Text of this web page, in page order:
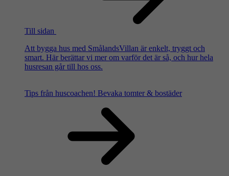
Till sidan
Att bygga hus med SmålandsVillan är enkelt, tryggt och
smart. Här berättar vi mer om varför det är så, och hur hela
husresan går till hos oss.
Tips från huscoachen! Bevaka tomter & bostäder